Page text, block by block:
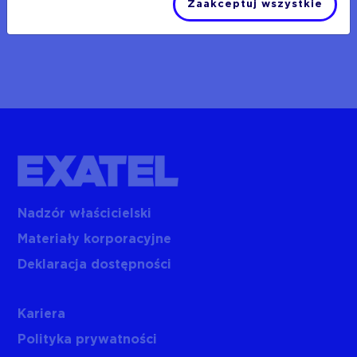
Nadzór właścicielski
Materiały korporacyjne
Deklaracja dostępności
Kariera
Polityka prywatności
Zaakceptuj wszystkie